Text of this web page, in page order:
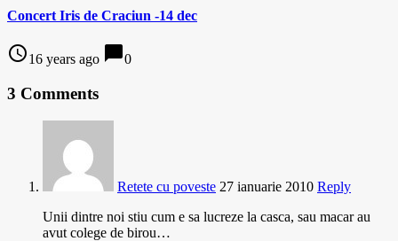
Concert Iris de Craciun -14 dec
access_time16 years ago chat_bubble0
3 Comments
Retete cu poveste 27 ianuarie 2010 Reply
Unii dintre noi stiu cum e sa lucreze la casca, sau macar au
avut colege de birou…